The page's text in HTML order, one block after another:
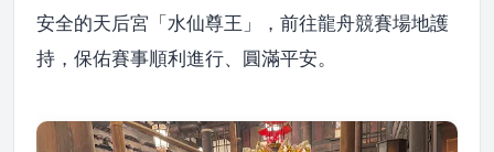
安全的天后宮「水仙尊王」，前往龍舟競賽場地護
持，保佑賽事順利進行、圓滿平安。